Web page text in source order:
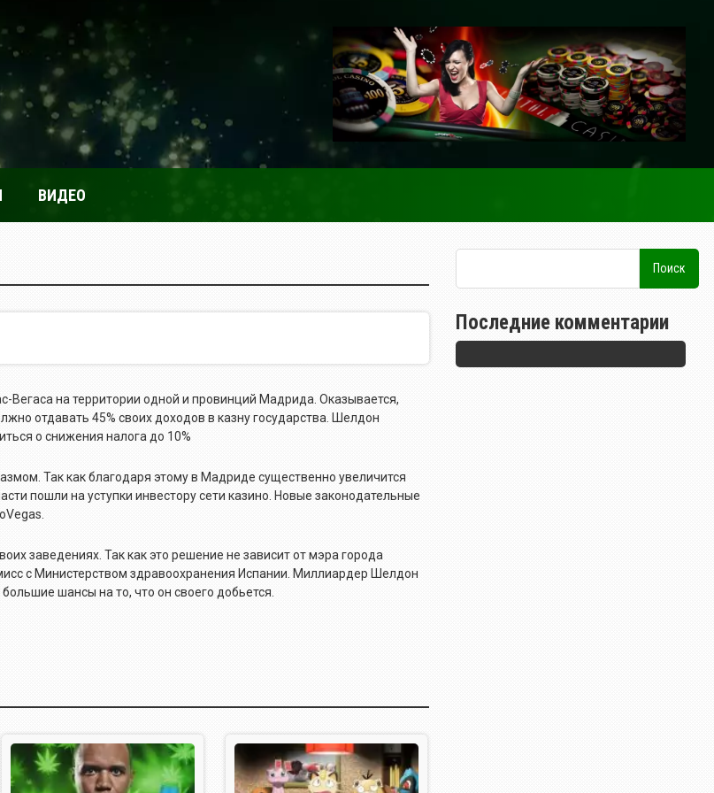
ВИДЕО
на территории одной и провинций Мадрида. Оказывается,
отдавать 45% своих доходов в казну государства. Шелдон
о снижения налога до 10%
Так как благодаря этому в Мадриде существенно увеличится
пошли на уступки инвестору сети казино. Новые законодательные
заведениях. Так как это решение не зависит от мэра города
с Министерством здравоохранения Испании. Миллиардер Шелдон
шансы на то, что он своего добьется.
Последние комментарии